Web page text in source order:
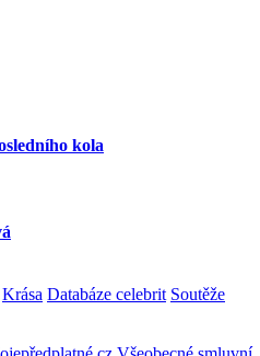
kola
Krása Databáze celebrit Soutěže